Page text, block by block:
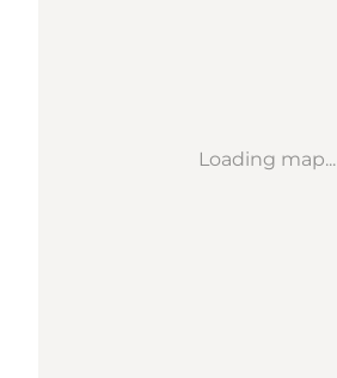
Loading map...